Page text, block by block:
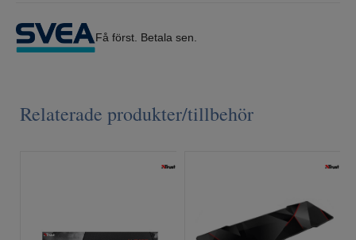
Få först. Betala sen.
Relaterade produkter/tillbehör